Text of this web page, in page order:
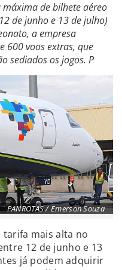
de bilhete aéreo
de junho e 13 de julho)
a empresa
600 voos extras, que
sediados os jogos. P
PANROTAS / Emerson Souza
tarifa mais alta no
12 de junho e 13
já podem adquirir